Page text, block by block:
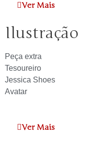
Ver Mais
Ilustração
Peça extra
Tesoureiro
Jessica Shoes
Avatar
Ver Mais